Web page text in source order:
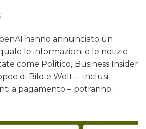
hanno annunciato un
le informazioni e le notizie
come Politico, Business Insider
di Bild e Welt – inclusi
a pagamento – potranno…